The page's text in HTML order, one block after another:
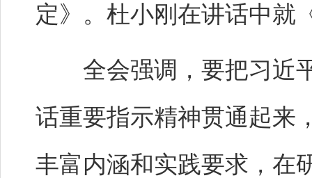
定》。杜小刚在讲话中就
全会强调，要把习近平
话重要指示精神贯通起来
丰富内涵和实践要求，在